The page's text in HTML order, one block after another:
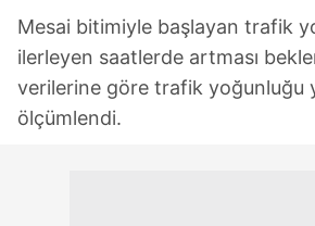
Mesai bitimiyle başlayan trafik
ilerleyen saatlerde artması
verilerine göre trafik yoğunluğu
ölçümlendi.